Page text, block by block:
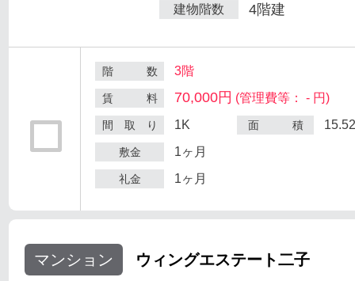
建物階数 4階建
階 数 3階
賃 料 70,000円 (管理費等： - 円)
間 取 り 1K 面 積
敷金 1ヶ月
礼金 1ヶ月
マンション ウィングエステート二子